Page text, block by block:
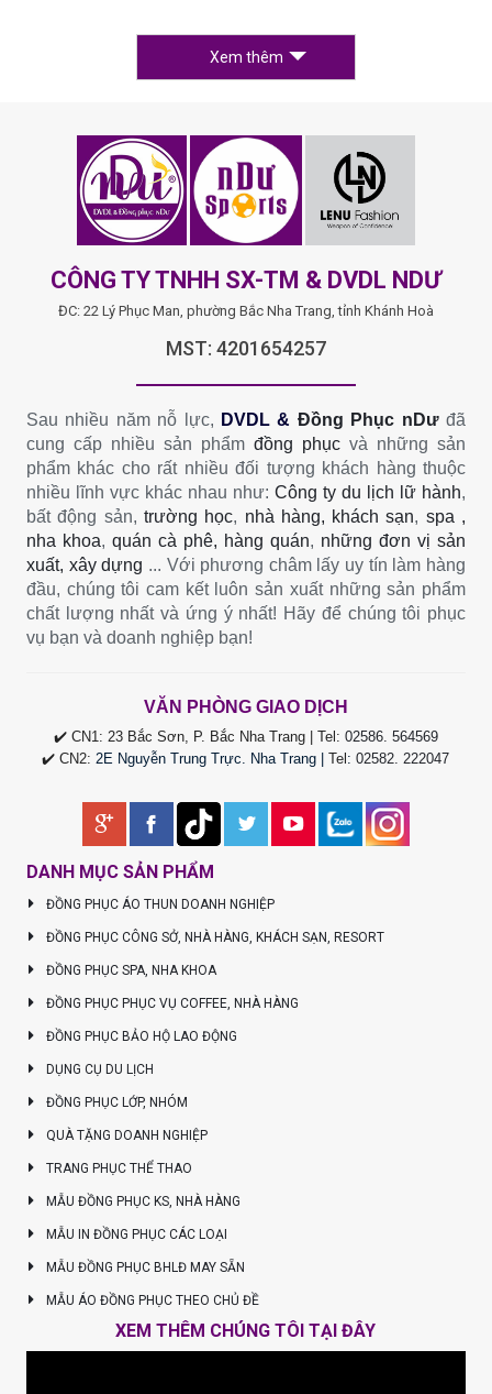
Xem thêm
CÔNG TY TNHH SX-TM & DVDL NDƯ
ĐC: 22 Lý Phục Man, phường Bắc Nha Trang, tỉnh Khánh Hoà
MST: 4201654257
Sau nhiều năm nỗ lực, DVDL & Đồng Phục nDưđã
cung cấp nhiều sản phẩm đồng phục và những sản
phẩm khác cho rất nhiều đối tượng khách hàng thuộc
nhiều lĩnh vực khác nhau như: Công ty du lịch lữ hành,
bất động sản, trường học, nhà hàng, khách sạn, spa ,
nha khoa, quán cà phê, hàng quán, những đơn vị sản
xuất, xây dựng ... Với phương châm lấy uy tín làm hàng
đầu, chúng tôi cam kết luôn sản xuất những sản phẩm
chất lượng nhất và ứng ý nhất! Hãy để chúng tôi phục
vụ bạn và doanh nghiệp bạn!
VĂN PHÒNG GIAO DỊCH
✔️ CN1: 23 Bắc Sơn, P. Bắc Nha Trang | Tel: 02586. 564569
✔️ CN2: 2E Nguyễn Trung Trực. Nha Trang |Tel :02582. 222047
DANH MỤC SẢN PHẨM
ĐỒNG PHỤC ÁO THUN DOANH NGHIỆP
ĐỒNG PHỤC CÔNG SỞ, NHÀ HÀNG, KHÁCH SẠN, RESORT
ĐỒNG PHỤC SPA, NHA KHOA
ĐỒNG PHỤC PHỤC VỤ COFFEE, NHÀ HÀNG
ĐỒNG PHỤC BẢO HỘ LAO ĐỘNG
DỤNG CỤ DU LỊCH
ĐỒNG PHỤC LỚP, NHÓM
QUÀ TẶNG DOANH NGHIỆP
TRANG PHỤC THỂ THAO
MẪU ĐỒNG PHỤC KS, NHÀ HÀNG
MẪU IN ĐỒNG PHỤC CÁC LOẠI
MẪU ĐỒNG PHỤC BHLĐ MAY SẴN
MẪU ÁO ĐỒNG PHỤC THEO CHỦ ĐỀ
XEM THÊM CHÚNG TÔI TẠI ĐÂY